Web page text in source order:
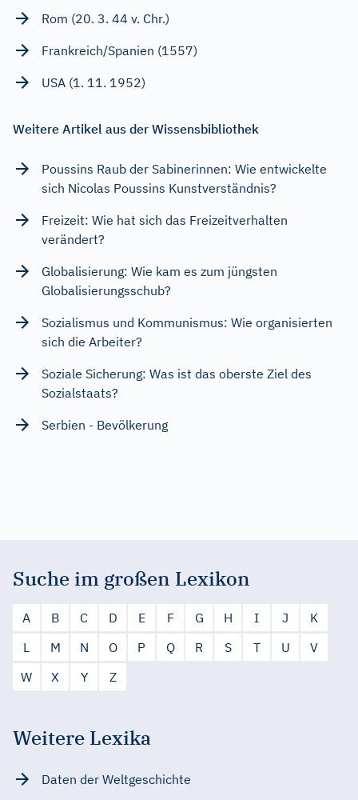
Rom (20. 3. 44 v. Chr.)
Frankreich/Spanien (1557)
USA (1. 11. 1952)
Weitere Artikel aus der Wissensbibliothek
Poussins Raub der Sabinerinnen: Wie entwickelte
sich Nicolas Poussins Kunstverständnis?
Freizeit: Wie hat sich das Freizeitverhalten
verändert?
Globalisierung: Wie kam es zum jüngsten
Globalisierungsschub?
Sozialismus und Kommunismus: Wie organisierten
sich die Arbeiter?
Soziale Sicherung: Was ist das oberste Ziel des
Sozialstaats?
Serbien - Bevölkerung
Suche im großen Lexikon
A B C D E F G H I J
K
L
M N O P Q R S T U
V
W
X Y Z
Weitere Lexika
Daten der Weltgeschichte